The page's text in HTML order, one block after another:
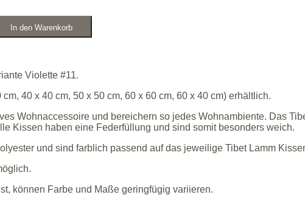
In den Warenkorb
Violette #11.
40 x 40 cm, 50 x 50 cm, 60 x 60 cm, 60 x 40 cm) erhältlich.
Wohnaccessoire und bereichern so jedes Wohnambiente. Das
Kissen haben eine Federfüllung und sind somit besonders weich.
und sind farblich passend auf das jeweilige Tibet Lamm
können Farbe und Maße geringfügig variieren.